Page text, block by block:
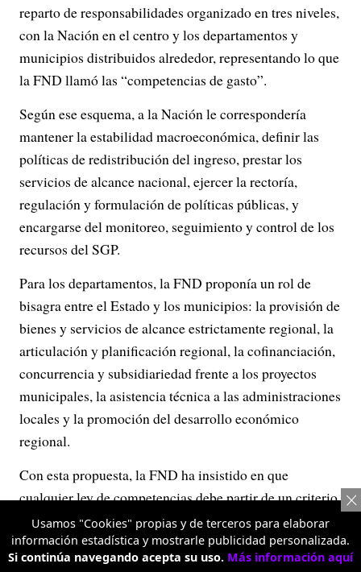
reparto de responsabilidades organizado en tres niveles,
con la Nación en el centro y los departamentos y
municipios distribuidos alrededor, representando lo que
la FND llamó las “competencias de gasto”.
Según ese esquema, a la Nación le correspondería
mantener la estabilidad macroeconómica, definir las
políticas de redistribución del ingreso, prestar los
servicios de alcance nacional, ejercer la rectoría,
regulación y formulación de políticas públicas, y
encargarse del monitoreo, seguimiento y control de los
recursos del SGP.
Para los departamentos, la FND proponía un rol de
bisagra entre el Estado y los municipios: la provisión de
bienes y servicios de alcance estrictamente regional, la
articulación y planificación regional, la cofinanciación,
concurrencia y subsidiariedad frente a los proyectos
municipales, la asistencia técnica a las administraciones
locales y la promoción del desarrollo económico
regional.
Con esta propuesta, la FND ha insistido en que
cualquier ley de competencias debe partir de un criterio
de “descentralización asimétrica”, es decir, que
reconozca que no todos los departamentos y municipios
tienen las mismas capacidades fiscales, técnicas e
Usamos "Cookies" propias y de terceros para elaborar
información estadística y mostrarle publicidad personalizada.
Si continúa navegando acepta su uso. Más información aquí